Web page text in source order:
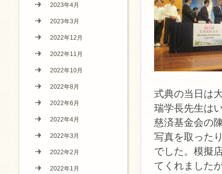
式典の当日は
瑞学長先生は
慈済基金会の
写真を取った
でした。模擬
てくれました
2023年4月
2023年3月
2022年12月
2022年11月
2022年10月
2022年8月
2022年6月
2022年4月
2022年3月
2022年2月
2022年1月